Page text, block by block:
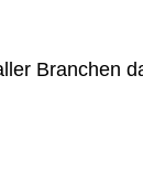
Branchen